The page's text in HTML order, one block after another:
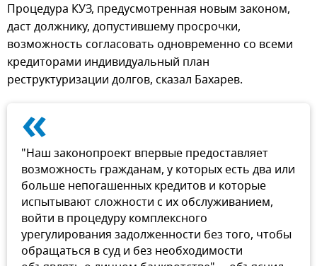
Процедура КУЗ, предусмотренная новым законом,
даст должнику, допустившему просрочки,
возможность согласовать одновременно со всеми
кредиторами индивидуальный план
реструктуризации долгов, сказал Бахарев.
«
"Наш законопроект впервые предоставляет
возможность гражданам, у которых есть два или
больше непогашенных кредитов и которые
испытывают сложности с их обслуживанием,
войти в процедуру комплексного
урегулирования задолженности без того, чтобы
обращаться в суд и без необходимости